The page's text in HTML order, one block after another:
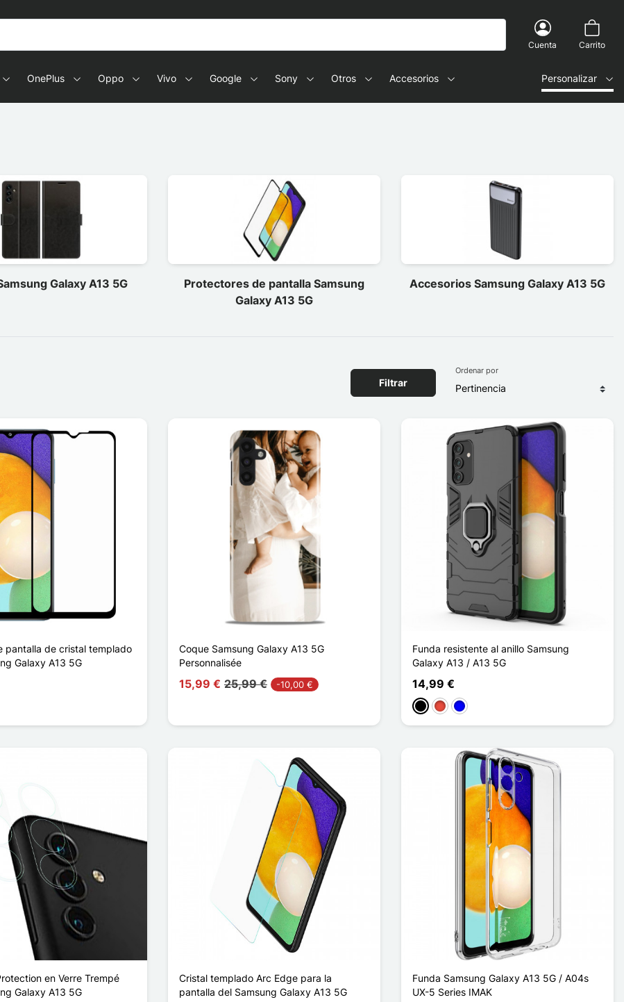
Cuenta Carrito
OnePlus Oppo Vivo Google Sony Otros Accesorios Personalizar
Galaxy A13 5G
Protectores de pantalla Samsung
Galaxy A13 5G
Accesorios Samsung Galaxy A13 5G
Filtrar
Ordenar por
pantalla de cristal templado
Galaxy A13 5G
Coque Samsung Galaxy A13 5G
Personnalisée
15,99 € 25,99 € -10,00 €
Funda resistente al anillo Samsung
Galaxy A13 / A13 5G
14,99 €
NegroRojoAzul
en Verre Trempé
Galaxy A13 5G
Cristal templado Arc Edge para la
pantalla del Samsung Galaxy A13 5G
Funda Samsung Galaxy A13 5G / A04s
UX-5 Series IMAK